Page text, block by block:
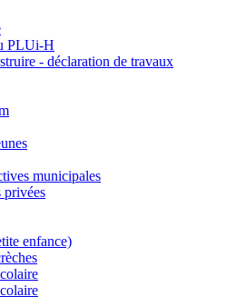
PLUi-H
- déclaration de travaux
municipales
privées
enfance)